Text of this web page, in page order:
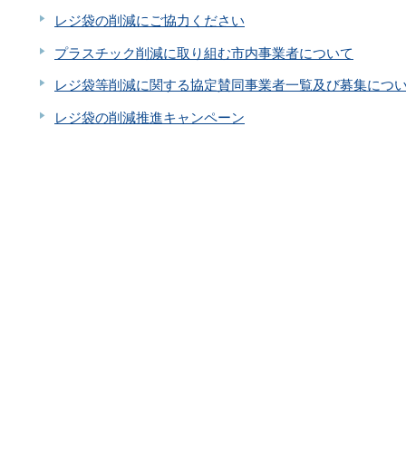
レジ袋の削減にご協力ください
プラスチック削減に取り組む市内事業者について
レジ袋等削減に関する協定賛同事業者一覧及び募集につ
レジ袋の削減推進キャンペーン